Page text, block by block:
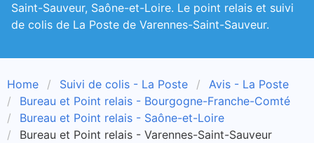
Saint-Sauveur, Saône-et-Loire. Le point relais et suivi
de colis de La Poste de Varennes-Saint-Sauveur.
Home Suivi de colis - La Poste
Avis - La Poste
Bureau et Point relais - Bourgogne-Franche-Comté
Bureau et Point relais - Saône-et-Loire
Bureau et Point relais - Varennes-Saint-Sauveur